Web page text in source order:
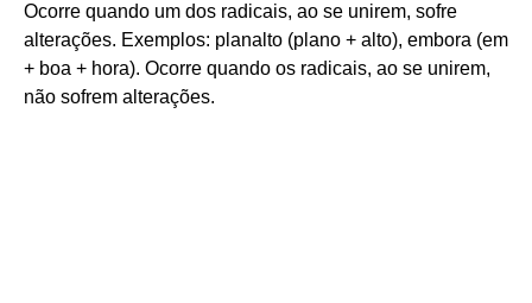
Ocorre quando um dos radicais, ao se unirem, sofre
alterações. Exemplos: planalto (plano + alto), embora (em
+ boa + hora). Ocorre quando os radicais, ao se unirem,
não sofrem alterações.